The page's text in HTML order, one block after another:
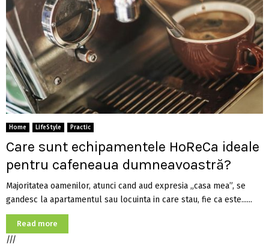
Home LifeStyle Practic
Care sunt echipamentele HoReCa ideale
pentru cafeneaua dumneavoastră?
Majoritatea oamenilor, atunci cand aud expresia „casa mea”, se
gandesc la apartamentul sau locuinta in care stau, fie ca este......
Read more
///